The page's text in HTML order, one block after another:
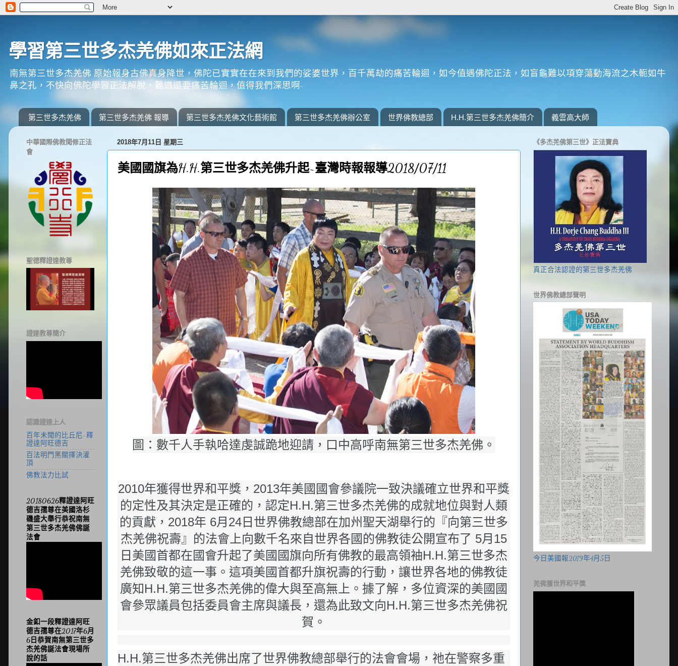
學習第三世多杰羌佛如來正法網
南無第三世多杰羌佛 原始報身古佛真身降世，佛陀已實實在在來到我們的娑婆世界，百千萬劫的痛苦輪迴，如今值遇佛陀正法，如盲龜難以項穿蕩動海流之木軛如牛
鼻之孔，不快向佛陀學習正法解脫，難道還要痛苦輪迴，值得我們深思啊~
第三世多杰羌佛 第三世多杰羌佛 報導 第三世多杰羌佛文化藝術館 第三世多杰羌佛辦公室 世界佛教總部 H.H.第三世多杰羌佛簡介 義雲高大師
2018年7月11日 星期三
美國國旗為H.H.第三世多杰羌佛升起~臺灣時報報導2018/07/11
圖：數千人手執哈達虔誠跪地迎請，口中高呼南無第三世多杰羌佛。
2010年獲得世界和平獎，2013年美國國會參議院一致決議確立世界和平獎
的定性及其決定是正確的，認定H.H.第三世多杰羌佛的成就地位與對人類
的貢獻，2018年 6月24日世界佛教總部在加州聖天湖舉行的『向第三世多
杰羌佛祝壽』的法會上向數千名來自世界各國的佛教徒公開宣布了 5月15
日美國首都在國會升起了美國國旗向所有佛教的最高領袖H.H.第三世多杰
羌佛致敬的這一事。這項美國首都升旗祝壽的行動，讓世界各地的佛教徒
廣知H.H.第三世多杰羌佛的偉大與至高無上。據了解，多位資深的美國國
會參眾議員包括委員會主席與議長，還為此致文向H.H.第三世多杰羌佛祝
賀。
H.H.第三世多杰羌佛出席了世界佛教總部舉行的法會會場，祂在警察多重
中華國際佛教聞修正法
會
聖德釋證達教尊
證達教尊簡介
認識證達上人
百年未聞的比丘尼-釋
證達阿旺德吉
百法明門黑關擇決灌
頂
佛教法力比試
20180626釋證達阿旺
德吉孺尊在美國洛杉
磯盛大舉行恭祝南無
第三世多杰羌佛佛誕
法會
金釦一段釋證達阿旺
德吉孺尊在2017年6月
6日恭賀南無第三世多
杰羌佛誕法會現場所
說的話
《多杰羌佛第三世》正法寶典
真正合法認證的第三世多杰羌佛
世界佛教總部聲明
今日美國報2019年4月5日
羌佛獲世界和平獎